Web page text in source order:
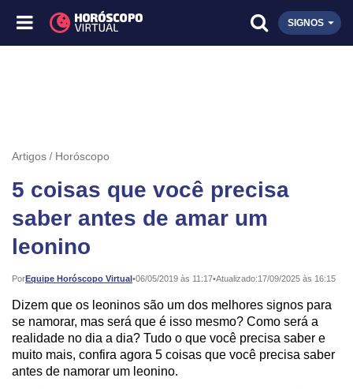
SIGNOS
Artigos Horóscopo
5 coisas que você precisa
saber antes de amar um
leonino
PorEquipe Horóscopo Virtual•
Publicado: 06/05/2019 às 11:17•Atualizado:17/09/2025 às 16:15
Dizem que os leoninos são um dos melhores signos para
se namorar, mas será que é isso mesmo? Como será a
realidade no dia a dia? Tudo o que você precisa saber e
muito mais, confira agora 5 coisas que você precisa saber
antes de namorar um leonino.